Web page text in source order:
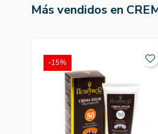
Más vendidos en
-15%